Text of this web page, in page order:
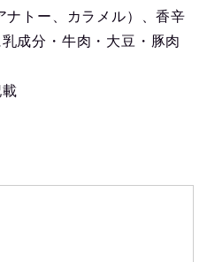
ナトー、カラメル）、香辛
成分・牛肉・大豆・豚肉